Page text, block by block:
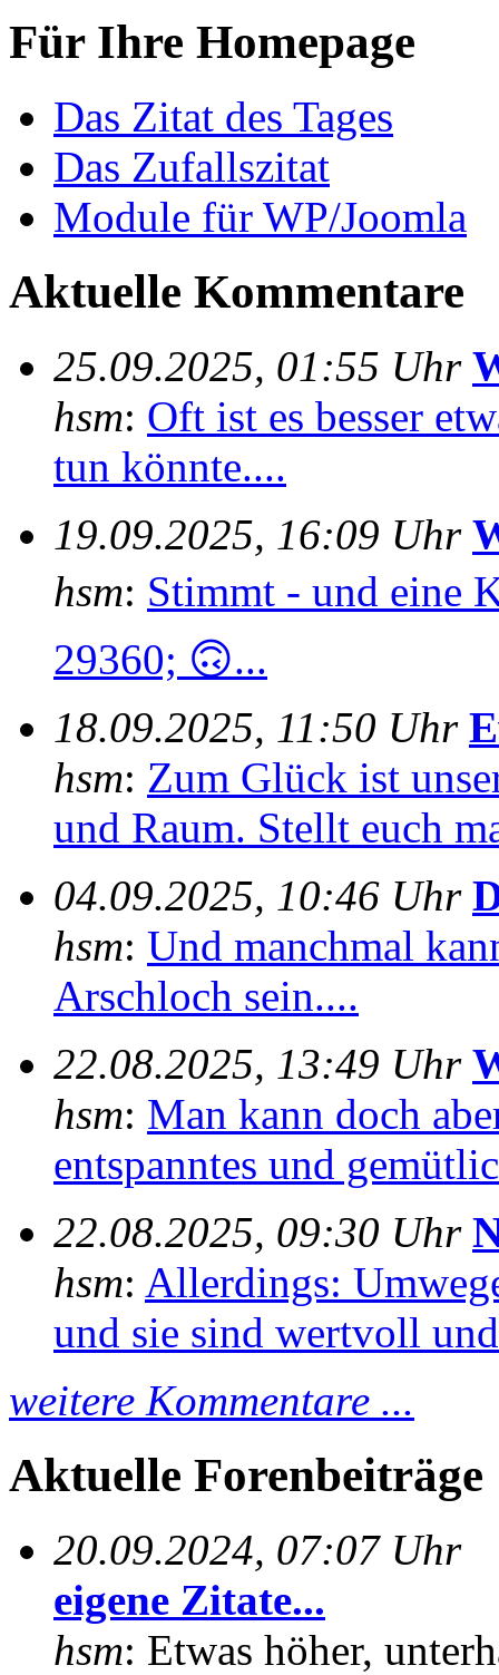
Für Ihre Homepage
Das Zitat des Tages
Das Zufallszitat
Module für WP/Joomla
Aktuelle Kommentare
25.09.2025, 01:55 Uhr
hsm: Oft ist es besser
tun könnte....
19.09.2025, 16:09 Uhr
hsm: Stimmt - und eine
29360; 🙃...
18.09.2025, 11:50 Uhr
hsm: Zum Glück ist
und Raum. Stellt euch
04.09.2025, 10:46 Uhr
hsm: Und manchmal
Arschloch sein....
22.08.2025, 13:49 Uhr
hsm: Man kann doch
entspanntes und
22.08.2025, 09:30 Uhr
hsm: Allerdings:
und sie sind wertvoll
weitere Kommentare ...
Aktuelle Forenbeiträge
20.09.2024, 07:07 Uhr
eigene Zitate...
hsm: Etwas höher,